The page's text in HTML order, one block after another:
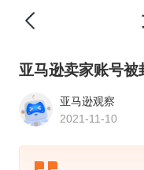
亚马逊卖家账号被
亚马逊观察
2021-11-10